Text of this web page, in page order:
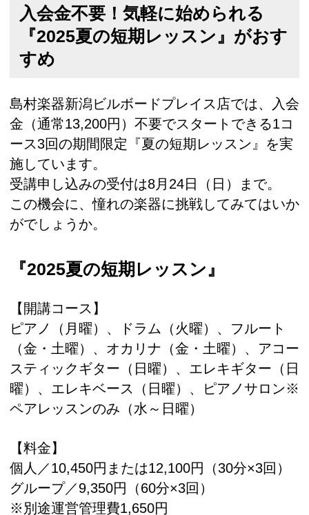
入会金不要！気軽に始められる
『2025夏の短期レッスン』がおす
すめ
島村楽器新潟ビルボードプレイス店では、入会
金（通常13,200円）不要でスタートできる1コ
ース3回の期間限定『夏の短期レッスン』を実
施しています。
受講申し込みの受付は8月24日（日）まで。
この機会に、憧れの楽器に挑戦してみてはいか
がでしょうか。
『2025夏の短期レッスン』
【開講コース】
ピアノ（月曜）、ドラム（火曜）、フルート
（金・土曜）、オカリナ（金・土曜）、アコー
スティックギター（日曜）、エレキギター（日
曜）、エレキベース（日曜）、ピアノサロン※
ペアレッスンのみ（水～日曜）
【料金】
個人／10,450円または12,100円（30分×3回）
グループ／9,350円（60分×3回）
※別途運営管理費1,650円